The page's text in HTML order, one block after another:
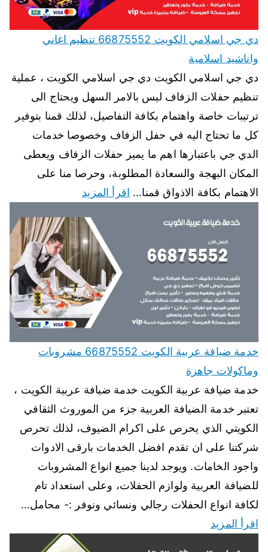
دي جي اسلامي الكويت 66875552 تنظيم اغاني
واناشيد اسلامية
دي جي اسلامي الكويت دي جي اسلامي الكويت ، عملية
تنظيم حفلات الزفاف ليس بالامر السهل ويحتاج الى
ترتيبات خاصة واهتمام بكافة التفاصيل، لذلك قمنا بتوفير
كل ما تحتاج اليه في حفل الزفاف وخصوصا خدمات
الدي جي باعتبارها اهم ما يميز حفلات الزفاف ويعطى
المكان البهجة والسعادة المطلوبة، وحرصا منا على
الاهتمام بكافة الاذواق قمنا… اقرأ المزيد
خدمة ضيافة عربية الكويت 66875552 مشروبات
وماكولات جاهزة
خدمة ضيافة عربية الكويت خدمة ضيافة عربية الكويت ،
تعتبر خدمة الضيافة العربية جزء من الموروث الثقافي
الكويتي الذي يحرص على اكرام الضيوف، لذلك تحرص
شركتنا على ان تقدم افضل الخدمات بارقى الادوات
واجود الخامات. ويوجد لدينا جميع انواع المشروبات
للضيافة العربية ولوازم الحفلات، وعلى استعداد تام
لكافة انواع الحفلات رجالي ونسائي ونوفر :- محامل…
اقرأ المزيد